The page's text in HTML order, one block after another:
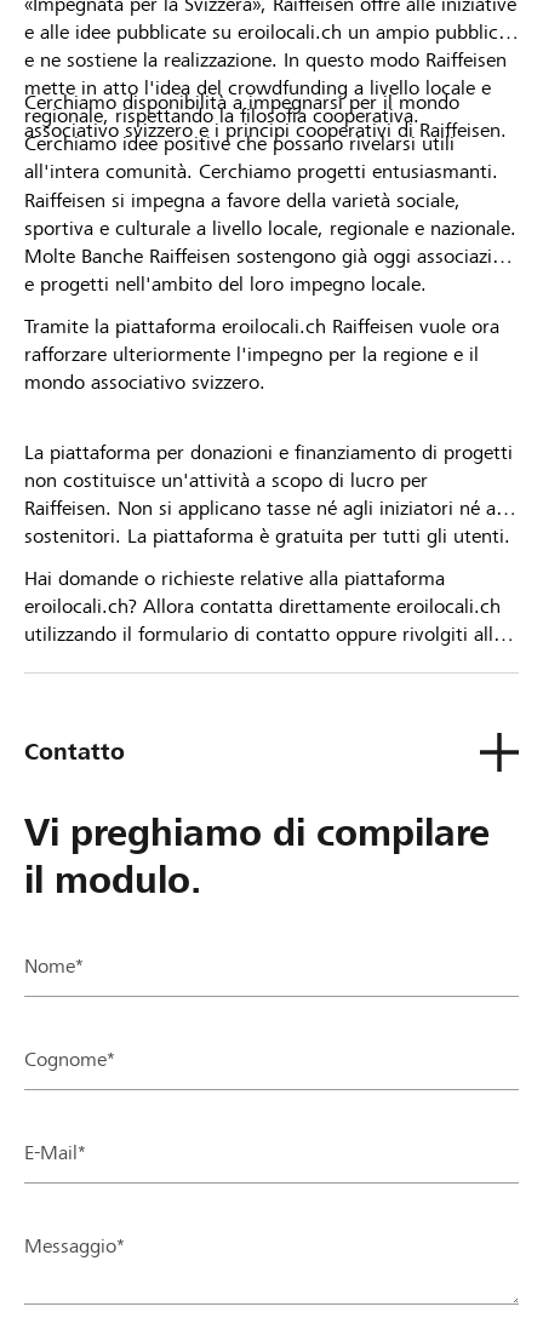
e alle idee pubblicate su eroilocali.ch un ampio pubblico
e ne sostiene la realizzazione. In questo modo Raiffeisen
mette in atto l'idea del crowdfunding a livello locale e
regionale, rispettando la filosofia cooperativa.
Cerchiamo idee positive che possano rivelarsi utili
all'intera comunità. Cerchiamo progetti entusiasmanti.
Cerchiamo disponibilità a impegnarsi per il mondo
associativo svizzero e i principi cooperativi di Raiffeisen.
Raiffeisen si impegna a favore della varietà sociale,
sportiva e culturale a livello locale, regionale e nazionale.
Molte Banche Raiffeisen sostengono già oggi associazioni
e progetti nell'ambito del loro impegno locale.
Tramite la piattaforma eroilocali.ch Raiffeisen vuole ora
rafforzare ulteriormente l'impegno per la regione e il
mondo associativo svizzero.
La piattaforma per donazioni e finanziamento di progetti
non costituisce un'attività a scopo di lucro per
Raiffeisen. Non si applicano tasse né agli iniziatori né ai
sostenitori. La piattaforma è gratuita per tutti gli utenti.
Hai domande o richieste relative alla piattaforma
eroilocali.ch? Allora contatta direttamente eroilocali.ch
utilizzando il formulario di contatto oppure rivolgiti alla
Contatto
Vi preghiamo di compilare
il modulo.
Nome*
Cognome*
E-Mail*
Messaggio*